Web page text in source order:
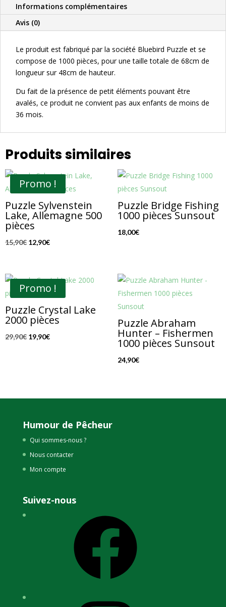
pièces
Bluebird
Puzzle
Informations complémentaires
Avis (0)
Le produit est fabriqué par la société Bluebird Puzzle et se
compose de 1000 pièces, pour une taille totale de 68cm de
longueur sur 48cm de hauteur.
Du fait de la présence de petit éléments pouvant être
avalés, ce produit ne convient pas aux enfants de moins de
36 mois.
Produits similaires
Promo !
Puzzle Sylvenstein
Lake, Allemagne 500
pièces
15,90€ Le
était :
15,90€.
12,90€Le
est :
12,90€.
Puzzle Bridge Fishing
1000 pièces Sunsout
18,00€
Promo !
Puzzle Crystal Lake
2000 pièces
29,90€ Le
19,90€Le
Puzzle Abraham
Hunter – Fishermen
1000 pièces Sunsout
24,90€
Humour de Pêcheur
Qui sommes-nous ?
Nous contacter
Mon compte
Suivez-nous